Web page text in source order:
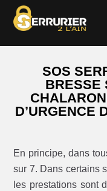
SOS
BRESSE
D’URGENCE
En principe, dans
sur 7. Dans certains
les prestations sont